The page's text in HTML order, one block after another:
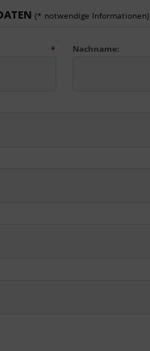
(* notwendige Informationen)
* Nachname: